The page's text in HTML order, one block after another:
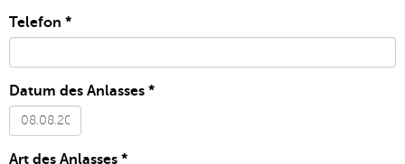
Telefon *
Datum des Anlasses *
Art des Anlasses *